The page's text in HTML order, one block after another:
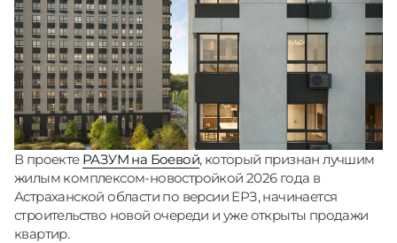
В проекте РАЗУМ на Боевой, который признан лучшим
жилым комплексом-новостройкой 2026 года в
Астраханской области по версии ЕРЗ, начинается
строительство новой очереди и уже открыты продажи
квартир.